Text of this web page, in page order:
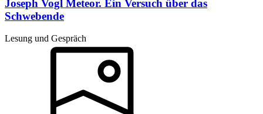
Joseph Vogl Meteor. Ein Versuch über das
Schwebende
Lesung und Gespräch